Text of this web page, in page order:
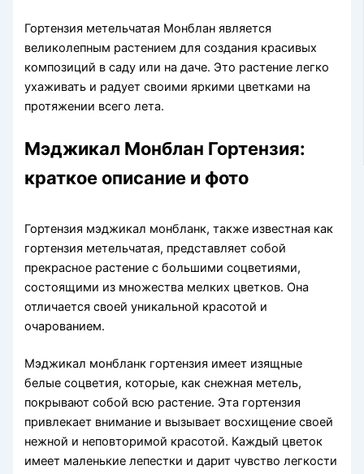
Гортензия метельчатая Монблан является
великолепным растением для создания красивых
композиций в саду или на даче. Это растение легко
ухаживать и радует своими яркими цветками на
протяжении всего лета.
Мэджикал Монблан Гортензия:
краткое описание и фото
Гортензия мэджикал монбланк, также известная как
гортензия метельчатая, представляет собой
прекрасное растение с большими соцветиями,
состоящими из множества мелких цветков. Она
отличается своей уникальной красотой и
очарованием.
Мэджикал монбланк гортензия имеет изящные
белые соцветия, которые, как снежная метель,
покрывают собой всю растение. Эта гортензия
привлекает внимание и вызывает восхищение своей
нежной и неповторимой красотой. Каждый цветок
имеет маленькие лепестки и дарит чувство легкости